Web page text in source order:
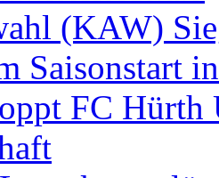
(KAW)
Saisonstart
FC Hürth